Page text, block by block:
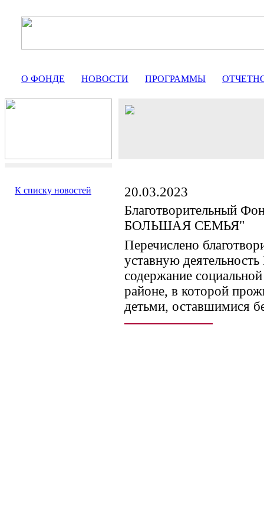
О ФОНДЕ НОВОСТИ ПРОГРАММЫ
К списку новостей
20.03.2023
Благотворительный
БОЛЬШАЯ СЕМЬЯ"
Перечислено
уставную
содержание
районе, в которой
детьми, оставшимися